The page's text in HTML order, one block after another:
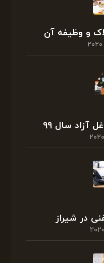
و وظیفه آن
آزاد سال ۹۹
در شیراز